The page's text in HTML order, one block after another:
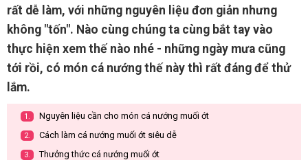
rất dễ làm, với những nguyên liệu đơn giản nhưng
không "tốn". Nào cùng chúng ta cùng bắt tay vào
thực hiện xem thế nào nhé - những ngày mưa cũng
tới rồi, có món cá nướng thế này thì rất đáng để thử
lắm.
1. Nguyên liệu cần cho món cá nướng muối ớt
2. Cách làm cá nướng muối ớt siêu dễ
3. Thưởng thức cá nướng muối ớt